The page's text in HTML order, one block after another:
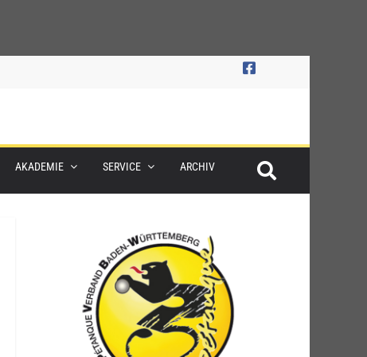
AKADEMIE SERVICE ARCHIV